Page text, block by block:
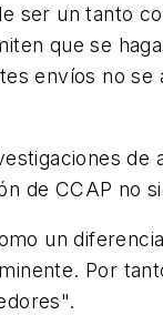
ser un tanto
que se
envíos no
de
de CCAP no
un
Por